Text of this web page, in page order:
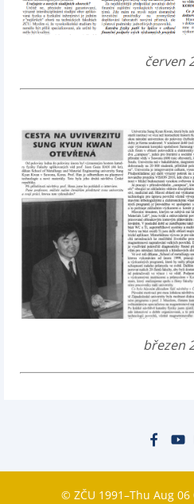
červen
březen
© ZČU 1991–Thu Aug 06